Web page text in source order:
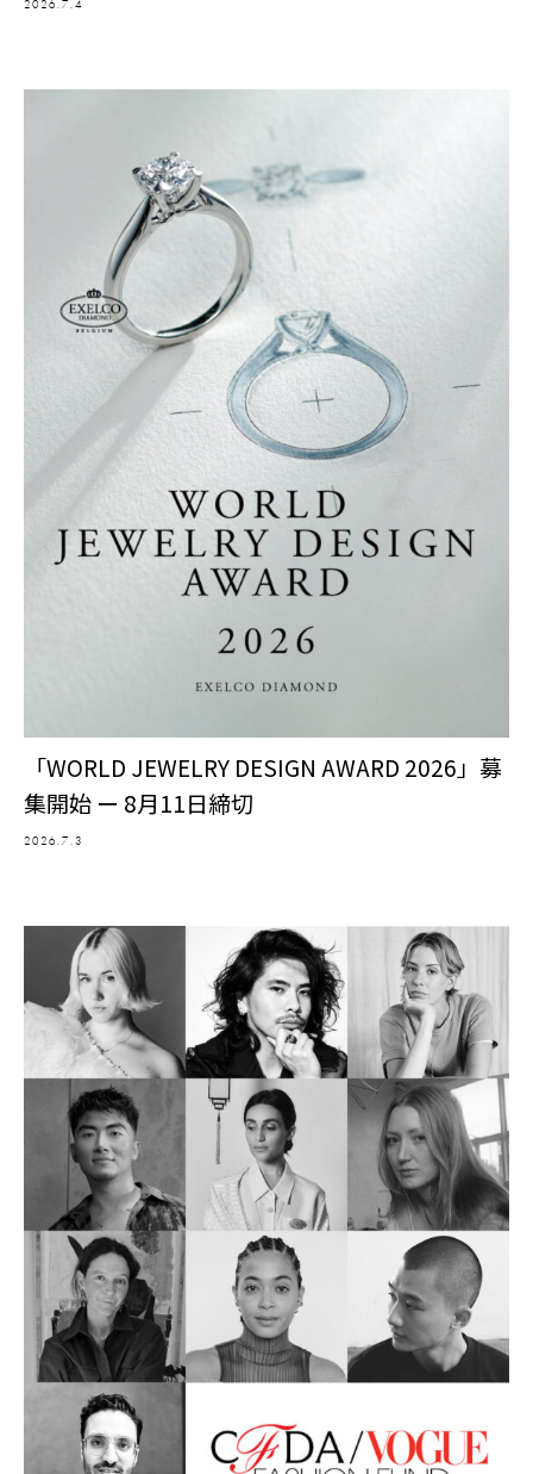
2026.7.4
「WORLD JEWELRY DESIGN AWARD 2026」募
集開始 ー 8月11日締切
2026.7.3